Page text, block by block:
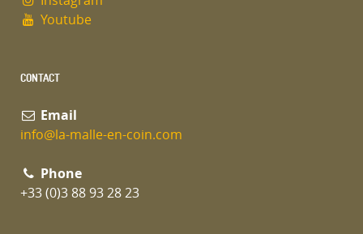
Youtube
CONTACT
Email
info@la-malle-en-coin.com
Phone
+33 (0)3 88 93 28 23